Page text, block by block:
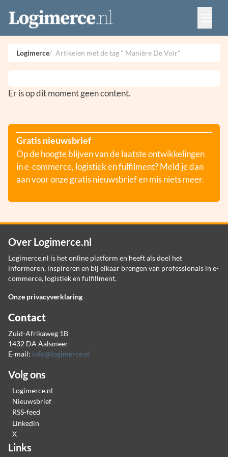
Vacatures
Events
Adverteren
Partners
Logimerce Artikelen met de tag " Manière De Voir"
Er is op dit moment geen content.
Gratis nieuwsbrief
Op de hoogte blijven van de laatste ontwikkelingen
in e-commerce, logistiek en fulfilment? Meld je dan
aan voor onze gratis nieuwsbrief en mis niets meer.
Over Logimerce.nl
Logimerce.nl is het online platform en heeft als doel het
informeren, inspireren en bij elkaar brengen van professionals in e-
commerce, logistiek en fulfillment.
Onze privacyverklaring
Contact
Zuid-Afrikaweg 1B
1432 DA Aalsmeer
E-mail: info@logimerce.nl
Volg ons
Logimerce.nl
Nieuwsbrief
RSS-feed
Linkedin
X
Links